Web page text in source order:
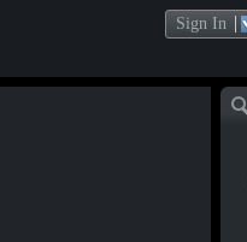
Sign In